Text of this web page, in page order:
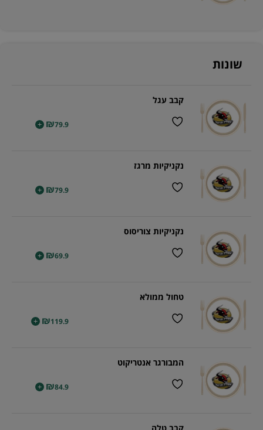
שונות
קבב עגל
₪79.9
+
נקניקיות מרגז
₪79.9
+
נקניקיות צוריסוס
₪69.9
+
טחול ממולא
₪119.9
+
המבורגר אנטריקוט
₪84.9
+